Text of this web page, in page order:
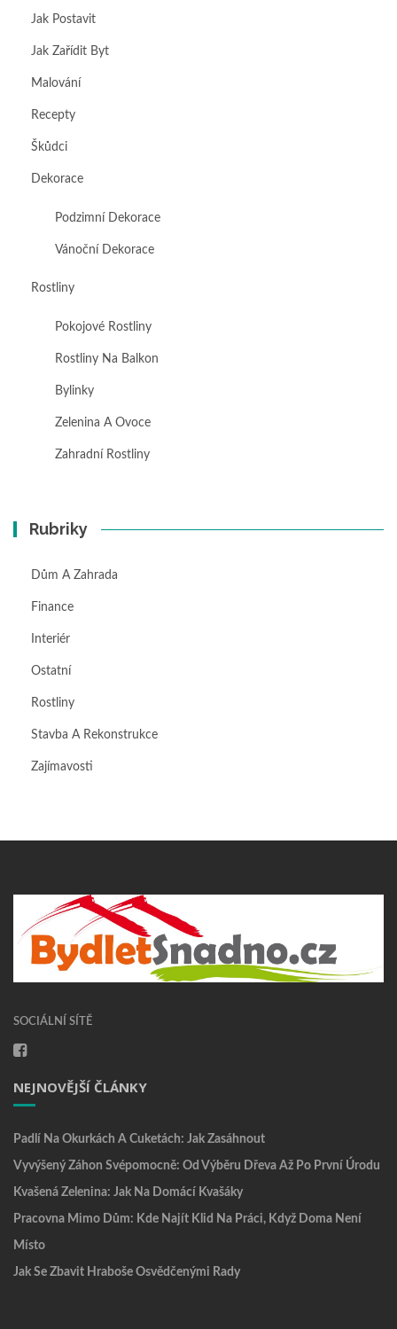
Jak Postavit
Jak Zařídit Byt
Malování
Recepty
Škůdci
Dekorace
Podzimní Dekorace
Vánoční Dekorace
Rostliny
Pokojové Rostliny
Rostliny Na Balkon
Bylinky
Zelenina A Ovoce
Zahradní Rostliny
Rubriky
Dům A Zahrada
Finance
Interiér
Ostatní
Rostliny
Stavba A Rekonstrukce
Zajímavosti
SOCIÁLNÍ SÍTĚ
NEJNOVĚJŠÍ ČLÁNKY
Padlí Na Okurkách A Cuketách: Jak Zasáhnout
Vyvýšený Záhon Svépomocně: Od Výběru Dřeva Až Po První Úrodu
Kvašená Zelenina: Jak Na Domácí Kvašáky
Pracovna Mimo Dům: Kde Najít Klid Na Práci, Když Doma Není
Místo
Jak Se Zbavit Hraboše Osvědčenými Rady